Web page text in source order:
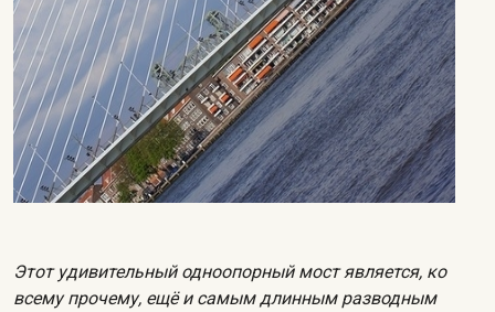
Этот удивительный одноопорный мост является, ко
всему прочему, ещё и самым длинным разводным